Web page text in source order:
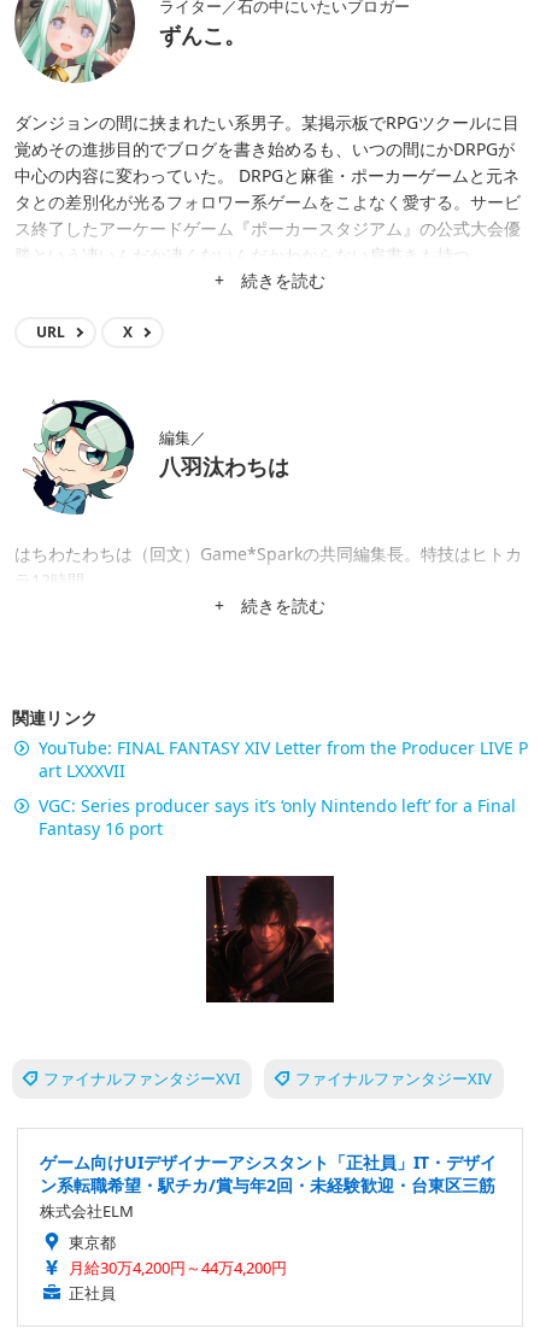
ライター／石の中にいたいブロガー
ずんこ。
ダンジョンの間に挟まれたい系男子。某掲示板でRPGツクールに目
覚めその進捗目的でブログを書き始めるも、いつの間にかDRPGが
中心の内容に変わっていた。 DRPGと麻雀・ポーカーゲームと元ネ
タとの差別化が光るフォロワー系ゲームをこよなく愛する。サービ
ス終了したアーケードゲーム『ポーカースタジアム』の公式大会優
勝という凄いんだか凄くないんだかわからない肩書きも持つ。
+ 続きを読む
URL X
編集／
八羽汰わちは
はちわたわちは（回文）Game*Sparkの共同編集長。特技はヒトカ
ラ12時間。
+ 続きを読む
関連リンク
YouTube: FINAL FANTASY XIV Letter from the Producer LIVE P
art LXXXVII
VGC: Series producer says it’s ‘only Nintendo left’ for a Final
Fantasy 16 port
ファイナルファンタジーXVI ファイナルファンタジーXIV
ゲーム向けUIデザイナーアシスタント「正社員」IT・デザイ
ン系転職希望・駅チカ/賞与年2回・未経験歓迎・台東区三筋
株式会社ELM
東京都
月給30万4,200円～44万4,200円
正社員